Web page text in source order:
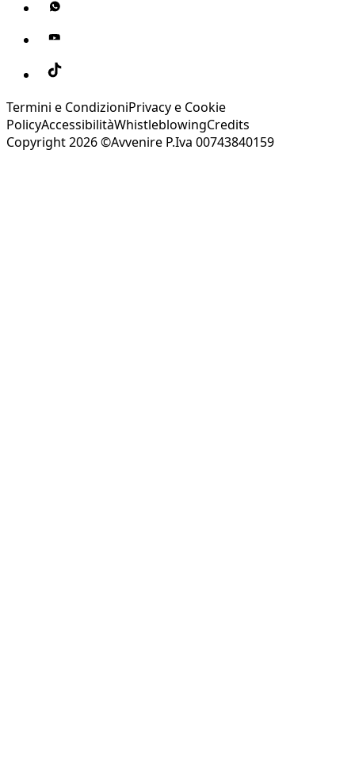
Termini e CondizioniPrivacy e Cookie
PolicyAccessibilitàWhistleblowingCredits
Copyright 2026 ©Avvenire P.Iva 00743840159